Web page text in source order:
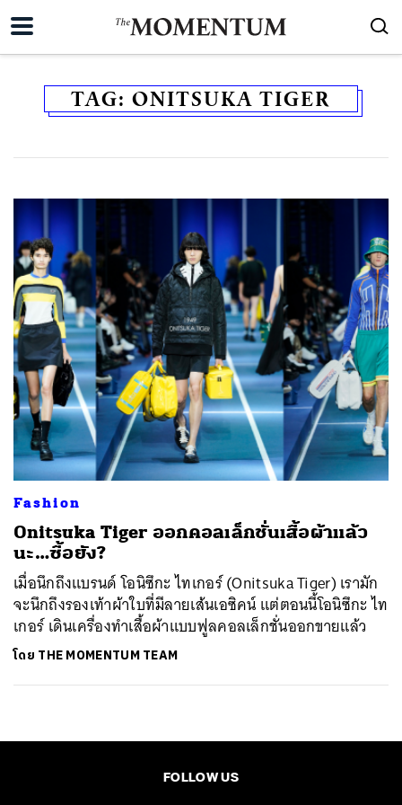
TAG: ONITSUKA TIGER
Fashion
Onitsuka Tiger ออกคอลเล็กชั่นเสื้อผ้าแล้ว
นะ…ซื้อยัง?
เมื่อนึกถึงแบรนด์ โอนิซึกะ ไทเกอร์ (Onitsuka Tiger) เรามัก
จะนึกถึงรองเท้าผ้าใบที่มีลายเส้นเอซิคน์ แต่ตอนนี้โอนิซึกะ ไท
เกอร์ เดินเครื่องทำเสื้อผ้าแบบฟูลคอลเล็กชั่นออกขายแล้ว
โดย THE MOMENTUM TEAM
FOLLOW US
ค้นหา
SHARE TWEET LINE EMAIL